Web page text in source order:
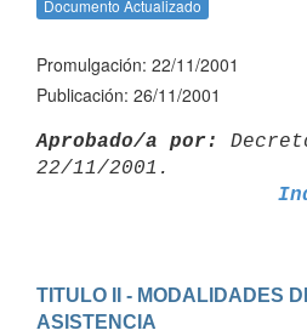
Documento Actualizado
Promulgación: 22/11/2001
Publicación: 26/11/2001
Aprobado/a por:
TITULO II - MODALIDADES
ASISTENCIA